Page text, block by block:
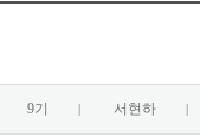
9기 서현하